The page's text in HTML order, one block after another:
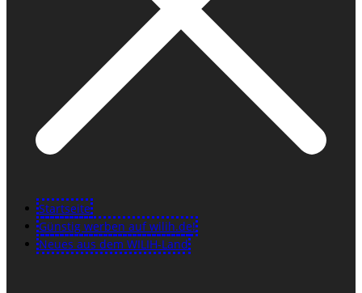
Startseite
Günstig werben auf wilih.de!
Neues aus dem WILIH-Land